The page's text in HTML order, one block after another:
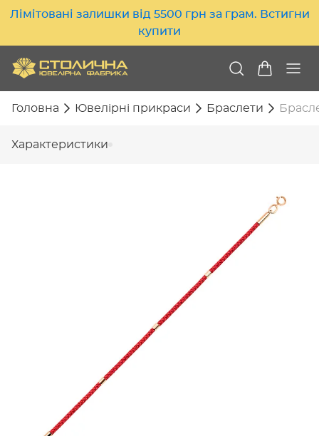
Лімітовані залишки від 5500 грн за грам. Встигни
купити
Головна Ювелірні прикраси Браслети
Характеристики